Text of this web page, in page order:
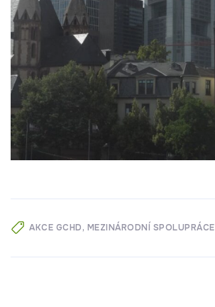
AKCE GCHD MEZINÁRODNÍ SPOLUPRÁCE